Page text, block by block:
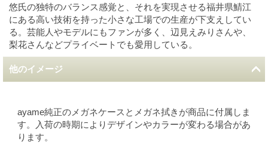
悠氏の独特のバランス感覚と、それを実現させる福井県鯖江
にある高い技術を持った小さな工場での生産が下支えしてい
る。芸能人やモデルにもファンが多く、辺見えみりさんや、
梨花さんなどプライベートでも愛用している。
他のイメージ
ayame純正のメガネケースとメガネ拭きが商品に付属しま
す。入荷の時期によりデザインやカラーが変わる場合があ
ります。